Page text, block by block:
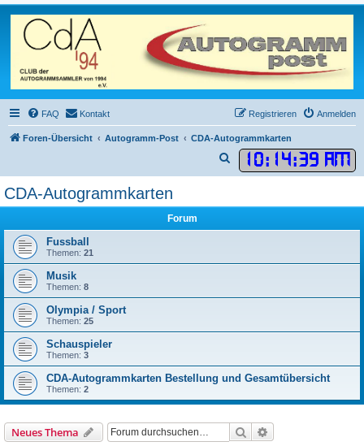
FAQ Kontakt Anmelden
Registrieren
Foren-Übersicht Autogramm-Post CDA-Autogrammkarten
10: 14:39 AM
u
CDA-Autogrammkarten
Forum
Fussball
Themen: 21
Musik
Themen: 8
Olympia / Sport
Themen: 25
Schauspieler
Themen: 3
CDA-Autogrammkarten Bestellung und Gesamtübersicht
Themen: 2
Neues Thema Suche